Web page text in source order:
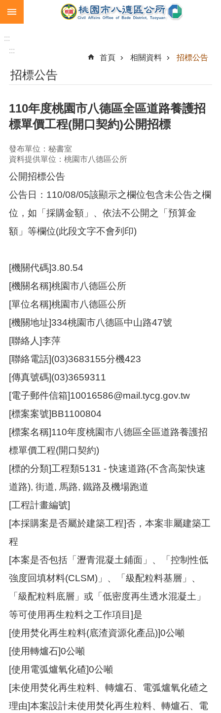
跳到主要內容區塊
市
民
急
難
助
階
搜
尋
介
紹
訊
息
告
生
便
民
資
訊
機
通
錄
相
關
資
料
活
報
名
專
區
回
頁
網
站
導
覽
市
信
:::
:::
首頁
相關資料 招標公告
招標公告
110年度桃園市八德區全區道路養護招
標單價工程(開口契約)公開招標
發布單位：秘書室
資料提供單位：桃園市八德區公所
公開招標公告
公告日：110/08/05該顯示之欄位包含未公告之欄
位，如「採購金額」、依法不公開之「預算金
額」等欄位(此段文字不會列印)
[機關代碼]3.80.54
[機關名稱]桃園市八德區公所
[單位名稱]桃園市八德區公所
[機關地址]334桃園市八德區中山路47號
[聯絡人]李萍
[聯絡電話](03)3683155分機423
[傳真號碼](03)3659311
[電子郵件信箱]10016586@mail.tycg.gov.tw
[標案案號]BB1100804
[標案名稱]110年度桃園市八德區全區道路養護招
標單價工程(開口契約)
[標的分類]工程類5131 - 快速道路(不含高架快速
道路), 街道, 馬路, 鐵路及機場跑道
[工程計畫編號]
[本採購案是否屬於建築工程]否，本案非屬建築工
程
[本案是否包括「瀝青混凝土鋪面」、「控制性低
強度回填材料(CLSM)」、「級配粒料基層」、
「級配粒料底層」或「低密度再生透水混凝土」
等可使用再生粒料之工作項目]是
[使用焚化再生粒料(底渣資源化產品)]0公噸
[使用轉爐石]0公噸
[使用電弧爐氧化碴]0公噸
[未使用焚化再生粒料、轉爐石、電弧爐氧化碴之
理由]本案設計未使用焚化再生粒料、轉爐石、電